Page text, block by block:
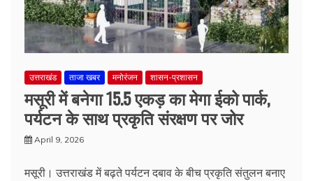
उत्तराखंड ताजा खबर मनोरंजन शासन-प्रशासन
मसूरी में बनेगा 15.5 एकड़ का मेगा ईको पार्क,
पर्यटन के साथ प्रकृति संरक्षण पर जोर
April 9, 2026
मसूरी। उत्तराखंड में बढ़ते पर्यटन दबाव के बीच प्रकृति संतुलन बनाए